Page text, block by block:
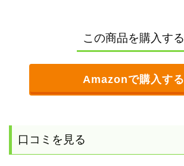
この商品を購入する
Amazonで購入する
口コミを見る